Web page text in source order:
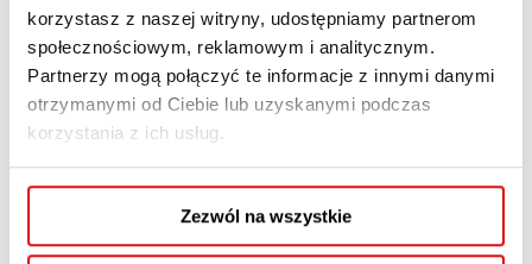
korzystasz z naszej witryny, udostępniamy partnerom
społecznościowym, reklamowym i analitycznym.
Partnerzy mogą połączyć te informacje z innymi danymi
otrzymanymi od Ciebie lub uzyskanymi podczas
korzystania z ich usług.
Zezwól na wszystkie